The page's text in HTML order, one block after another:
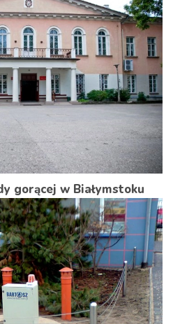
gorącej w Białymstoku